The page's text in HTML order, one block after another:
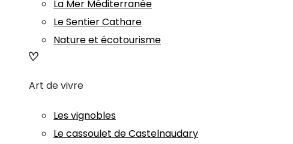
La Mer Méditerranée
Le Sentier Cathare
Nature et écotourisme
Art de vivre
Les vignobles
Le cassoulet de Castelnaudary